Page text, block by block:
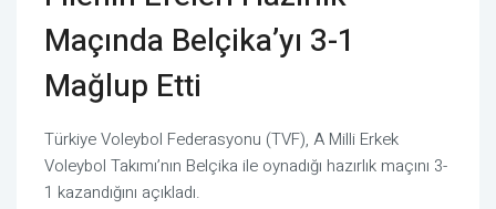
Maçında Belçika’yı 3-1
Mağlup Etti
Türkiye Voleybol Federasyonu (TVF), A Milli Erkek
Voleybol Takımı’nın Belçika ile oynadığı hazırlık maçını 3-
1 kazandığını açıkladı.